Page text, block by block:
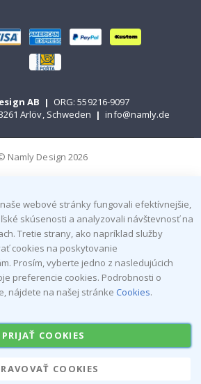
AB | ORG: 559216-9097
Arlöv, Schweden | info@namly.de
Namly Design 2026
webové stránky fungovali efektívnejšie,
skúsenosti a analyzovali návštevnosť na
Tretie strany, ako napríklad služby
cookies na poskytovanie
Prosím, vyberte jedno z nasledujúcich
preferencie cookies. Podrobnosti o
nájdete na našej stránke Cookies.
PRIJAŤ COOKIES
COOKIES